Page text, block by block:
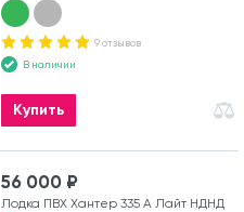
9 отзывов
В наличии
Купить
56 000 ₽
Лодка ПВХ Хантер 335 А Лайт НДНД